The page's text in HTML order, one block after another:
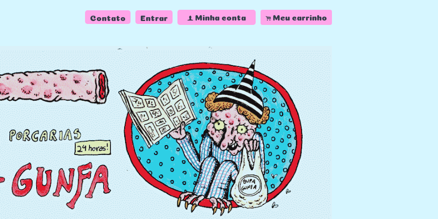
Contato Entrar f Minha conta . Meu carrinho